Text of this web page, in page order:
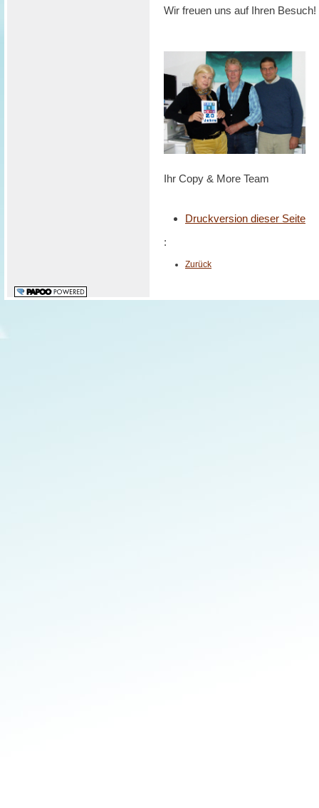
Wir freuen uns auf Ihren Besuch!
Ihr Copy & More Team
Druckversion dieser Seite
:
Zurück